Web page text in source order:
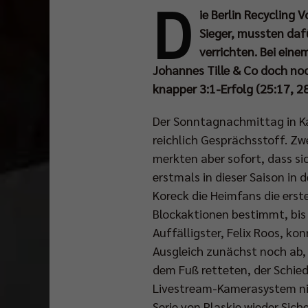
D ie Berlin Recycling
Sieger, mussten
verrichten. Bei
Johannes Tille & Co doch
knapper 3:1-Erfolg (25:17,
Der Sonntagnachmittag in
reichlich Gesprächsstoff.
merkten aber sofort, dass
erstmals in dieser Saison in
Koreck die Heimfans die
Blockaktionen bestimmt, bis
Auffälligster, Felix Roos,
Ausgleich zunächst noch
dem Fuß retteten, der
Livestream-Kamerasystem